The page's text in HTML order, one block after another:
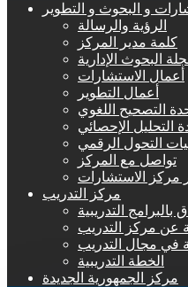
و البحوث و التطوير
الرؤية والرسالة
كلمة مدير المركز
البحوث الإدارية
أعمال الاستشارات
أعمال التطوير
التصحيح اللغوي
التحليل الإحصائي
التحول الرقمي
تواصل مع المركز
مركز الاستشارات
مركز التدريب
التدريبية
عن مركز التدريب
في مجال التدريب
الخطة التدريبية
مركز الجمهورية الجديدة